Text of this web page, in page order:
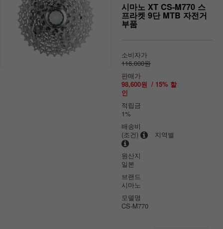
시마노 XT CS-M770 스
프라켓 9단 MTB 자전거
부품
소비자가
116,000원
판매가
98,600원 / 15% 할
인
적립금
1%
배송비
(조건)
지역별
원산지
일본
브랜드
시마노
모델명
CS-M770